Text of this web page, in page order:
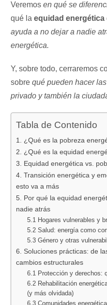
Veremosen qué se
qué laequidad energética
ayuda a no dejar a nadie
energética.
Y, sobre todo, cerraremos
sobrequé pueden hacer
privado y también la
Tabla de Contenido
1. ¿Qué es la pobreza
2. ¿Qué es la equidad
3. Equidad energética vs.
4. Transición energética y
esto va a más
5. Por qué la equidad
nadie atrás
5.1 Hogares vulnerables y
5.2 Salud: energía como
5.3 Género y otras
6. Soluciones prácticas: de
cambios estructurales
6.1 Protección y derechos:
6.2 Rehabilitación
(y más olvidada)
6.3 Comunidades